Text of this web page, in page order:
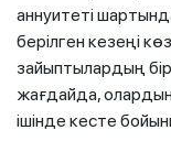
аннуитеті
берілген кезеңі
зайыптылардың
жағдайда, олардың
ішінде кесте